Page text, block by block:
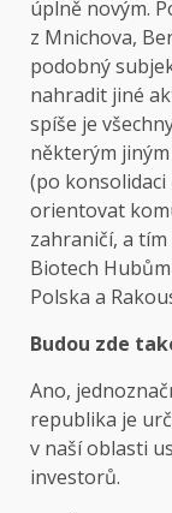
úplně novým.
z Mnichova,
podobný
nahradit jiné
spíše je
některým
(po konsolidaci
orientovat
zahraničí, a
Biotech
Polska a
Budou zde
Ano,
republika je
v naší oblasti
investorů.